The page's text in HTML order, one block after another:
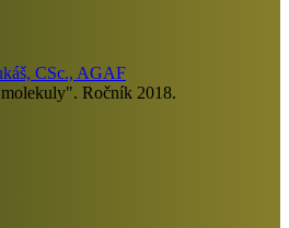
CSc., AGAF
Ročník 2018.